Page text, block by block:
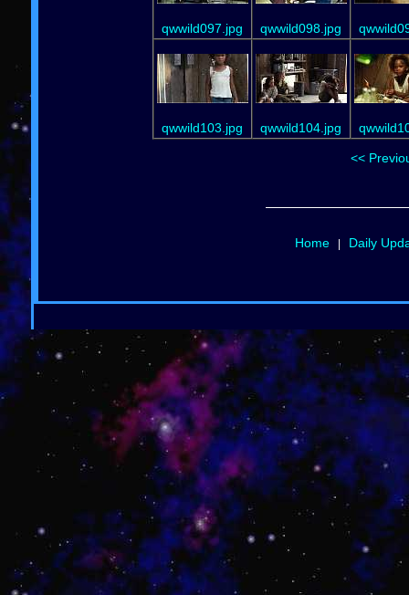
qwwild097.jpg qwwild098.jpg
qwwild103.jpg qwwild104.jpg
<<
Home Daily